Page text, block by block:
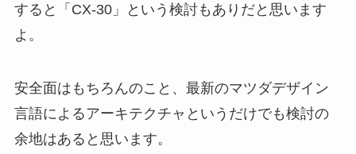
すると「CX-30」という検討もありだと思います
よ。
安全面はもちろんのこと、最新のマツダデザイン
言語によるアーキテクチャというだけでも検討の
余地はあると思います。